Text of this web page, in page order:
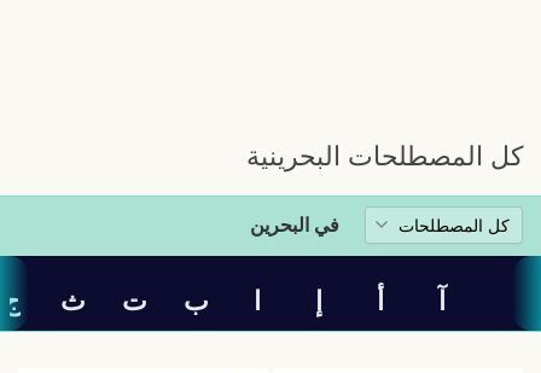
كل المصطلحات البحرينية
في البحرين
آ أ إ ا ب ت ث ج